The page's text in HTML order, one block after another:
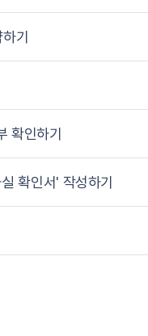
기
확인하기
확인서' 작성하기